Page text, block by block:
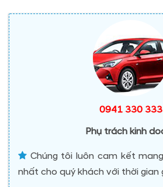
0941 330 333
Phụ trách kinh
Chúng tôi luôn cam kết
nhất cho quý khách với thời gian